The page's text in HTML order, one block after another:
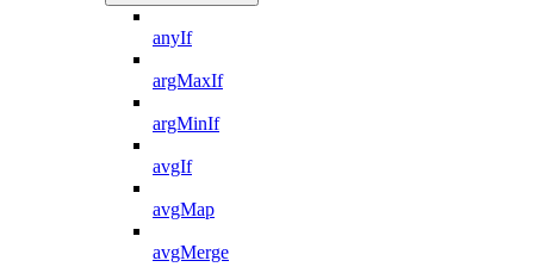
anyIf
argMaxIf
argMinIf
avgIf
avgMap
avgMerge